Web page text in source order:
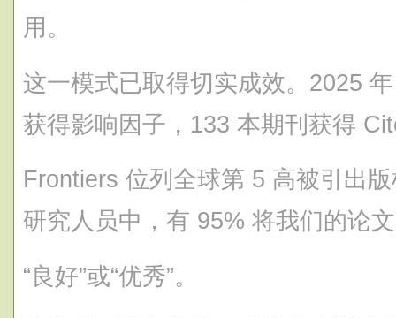
用。
这一模式已取得切实成效。2025
获得影响因子，133 本期刊获得
Frontiers 位列全球第 5 高被引出
研究人员中，有 95% 将我们的论
“良好”或“优秀”。